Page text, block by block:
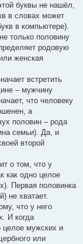
буквы не нашёл,
в словах может
в компьютере).
только половину
родовую
женская
встретить
– мужчину
что человеку
а
половин – рода
семьи). Да, и
второй
о том, что у
как одно целое
Первая половинка
не хватает.
что у него
И когда
целое мужских и
или